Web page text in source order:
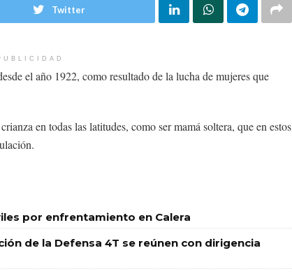
Twitter
el año 1922, como resultado de la lucha de mujeres que
en todas las latitudes, como ser mamá soltera, que en estos
por enfrentamiento en Calera
de la Defensa 4T se reúnen con dirigencia